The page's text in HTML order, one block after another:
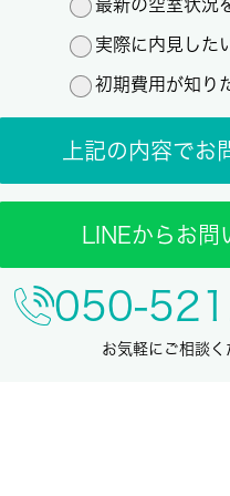
最新の空室状況
実際に内見した
初期費用が知り
上記の内容でお
LINEからお問
050-
お気軽にご相談